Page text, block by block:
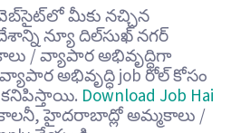
వెబ్‌సైట్‌లో మీకు నచ్చిన
న్యూ దిల్‌సుఖ్ నగర్
/ వ్యాపార అభివృద్ధిగా
అభివృద్ధి job రోల్ కోసం
కనిపిస్తాయి. Download Job Hai
కాలనీ, హైదరాబాద్లో అమ్మకాలు /